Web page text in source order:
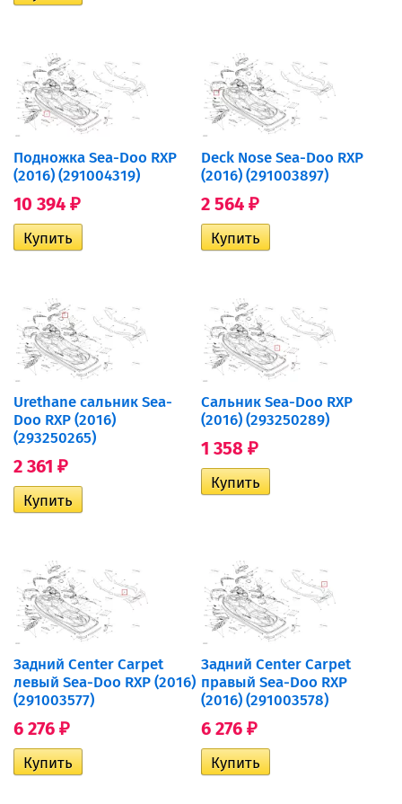
Подножка Sea-Doo RXP
(2016) (291004319)
10 394 ₽
Deck Nose Sea-Doo RXP
(2016) (291003897)
2 564 ₽
Urethane сальник Sea-
Doo RXP (2016)
(293250265)
2 361 ₽
Сальник Sea-Doo RXP
(2016) (293250289)
1 358 ₽
Задний Center Carpet
левый Sea-Doo RXP (2016)
(291003577)
6 276 ₽
Задний Center Carpet
правый Sea-Doo RXP
(2016) (291003578)
6 276 ₽